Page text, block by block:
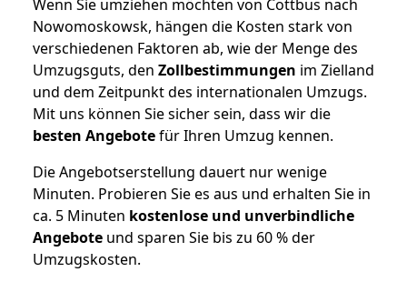
Wenn Sie umziehen möchten von Cottbus nach
Nowomoskowsk, hängen die Kosten stark von
verschiedenen Faktoren ab, wie der Menge des
Umzugsguts, den Zollbestimmungen im Zielland
und dem Zeitpunkt des internationalen Umzugs.
Mit uns können Sie sicher sein, dass wir die
besten Angebotefür Ihren Umzug kennen.
Die Angebotserstellung dauert nur wenige
Minuten. Probieren Sie es aus und erhalten Sie in
ca. 5 Minuten kostenlose und unverbindliche
Angebote und sparen Sie bis zu 60 % der
Umzugskosten.